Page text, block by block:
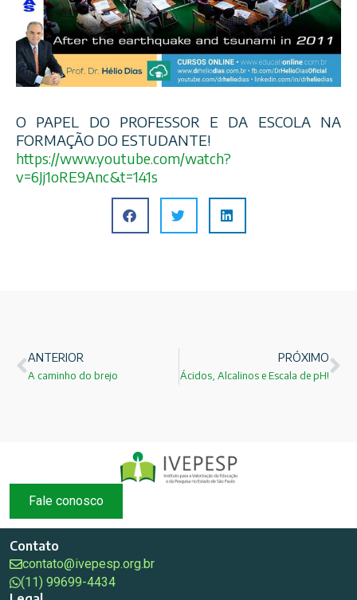
O PAPEL DO PROFESSOR E DA ESCOLA NA
FORMAÇÃO DO ESTUDANTE!
https://www.youtube.com/watch?
v=6Jj1oRE9Anc&t=141s
ANTERIOR
A caminho do brejo
PRÓXIMO
Ácidos, Alcalinos e Escala de pH!
Fale conosco
Contato
contato@ivepesp.org.br
(11) 99699-4434